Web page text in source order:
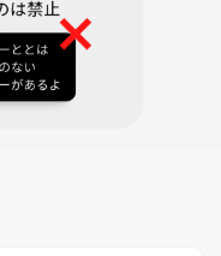
リピートの方が多い場合に
イベントです。